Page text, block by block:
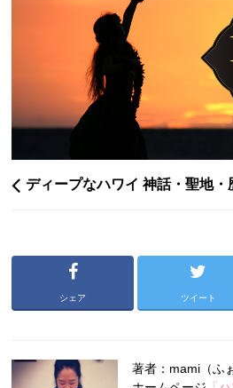
ディープなハワイ 神話・聖地
シェア ツイート
著者：mami（ふ